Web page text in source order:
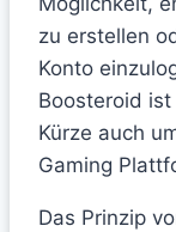
zu erstellen
Konto
Boosteroid
Kürze auch
Gaming
Das Prinzip